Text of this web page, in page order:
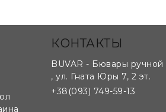
КОНТАКТЫ
BUVAR - Бювары ручной
, ул. Гната Юры 7, 2 эт.
+38(093) 749-59-13